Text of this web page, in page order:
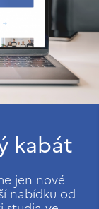
kabát
jen nové
nabídku od